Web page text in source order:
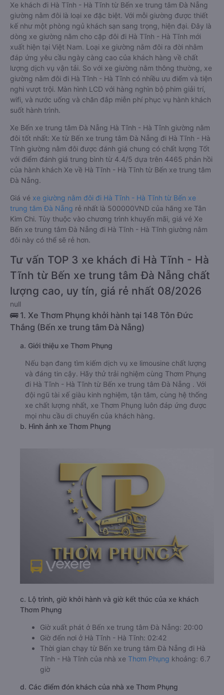
Xe khách đi Hà Tĩnh - Hà Tĩnh từ Bến xe trung tâm Đà Nẵng
giường nằm đôi là loại xe đặc biệt. Với mỗi giường được thiết
kế như một phòng ngủ khách sạn sang trọng, hiện đại. Đây là
dòng xe giường nằm cho cặp đôi đi Hà Tĩnh - Hà Tĩnh mới
xuất hiện tại Việt Nam. Loại xe giường nằm đôi ra đời nhằm
đáp ứng yêu cầu ngày càng cao của khách hàng về chất
lượng dịch vụ vận tải. So với xe giường nằm thông thường, xe
giường nằm đôi đi Hà Tĩnh - Hà Tĩnh có nhiều ưu điểm và tiện
nghi vượt trội. Màn hình LCD với hàng nghìn bộ phim giải trí,
wifi, và nước uống và chăn đắp miễn phí phục vụ hành khách
suốt hành trình.
Xe Bến xe trung tâm Đà Nẵng Hà Tĩnh - Hà Tĩnh giường nằm
đôi tốt nhất: Xe từ Bến xe trung tâm Đà Nẵng đi Hà Tĩnh - Hà
Tĩnh giường nằm đôi được đánh giá chung có chất lượng Tốt
với điểm đánh giá trung bình từ 4.4/5 dựa trên 4465 phản hồi
của hành khách Xe về Hà Tĩnh - Hà Tĩnh từ Bến xe trung tâm
Đà Nẵng.
Giá vé xe giường nằm đôi đi Hà Tĩnh - Hà Tĩnh từ Bến xe
trung tâm Đà Nẵng rẻ nhất là 500000VND của hãng xe Tân
Kim Chi. Tùy thuộc vào chương trình khuyến mãi, giá vé Xe
Bến xe trung tâm Đà Nẵng đi Hà Tĩnh - Hà Tĩnh giường nằm
đôi này có thể sẽ rẻ hơn.
Tư vấn TOP 3 xe khách đi Hà Tĩnh - Hà
Tĩnh từ Bến xe trung tâm Đà Nẵng chất
lượng cao, uy tín, giá rẻ nhất 08/2026
null
🚌 1. Xe Thơm Phụng khởi hành tại 148 Tôn Đức
Thắng (Bến xe trung tâm Đà Nẵng)
a. Giới thiệu xe Thơm Phụng
Nếu bạn đang tìm kiếm dịch vụ xe limousine chất lượng
và đáng tin cậy. Hãy thử trải nghiệm cùng Thơm Phụng
đi Hà Tĩnh - Hà Tĩnh từ Bến xe trung tâm Đà Nẵng . Với
đội ngũ tài xế giàu kinh nghiệm, tận tâm, cùng hệ thống
xe chất lượng nhất, xe Thơm Phụng luôn đáp ứng được
mọi nhu cầu di chuyển của khách hàng.
b. Hình ảnh xe Thơm Phụng
c. Lộ trình, giờ khởi hành và giờ kết thúc của xe khách
Thơm Phụng
Giờ xuất phát ở Bến xe trung tâm Đà Nẵng: 20:00
Giờ đến nơi ở Hà Tĩnh - Hà Tĩnh: 02:42
Thời gian chạy từ Bến xe trung tâm Đà Nẵng đi Hà
Tĩnh - Hà Tĩnh của nhà xe Thơm Phụng khoảng: 6.7
giờ
d. Các điểm đón khách của nhà xe Thơm Phụng